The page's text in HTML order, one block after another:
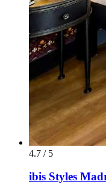
4.7 / 5
ibis Styles